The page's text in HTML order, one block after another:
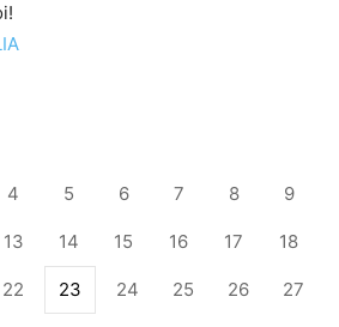
4 5 6 7 8 9
13 14 15 16 17 18
22 23 24 25 26 27